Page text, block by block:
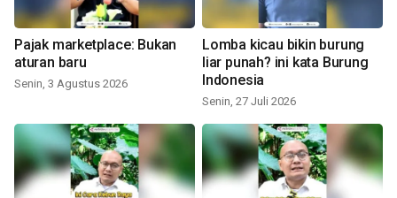
Pajak marketplace: Bukan
aturan baru
Senin, 3 Agustus 2026
Lomba kicau bikin burung
liar punah? ini kata Burung
Indonesia
Senin, 27 Juli 2026